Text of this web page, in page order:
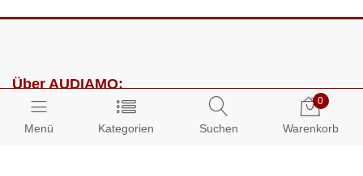
Menü Kategorien Suchen
0
Warenkorb
Über AUDIAMO:
Impressum